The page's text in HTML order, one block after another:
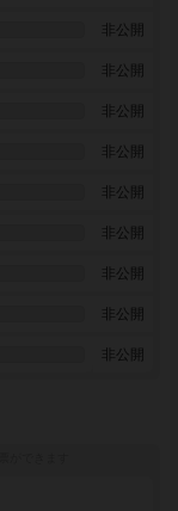
非公開
非公開
非公開
非公開
非公開
非公開
非公開
非公開
非公開